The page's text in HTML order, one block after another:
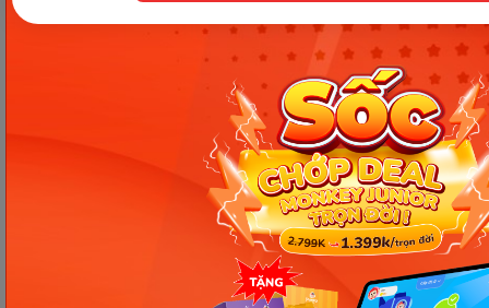
khi sử dụng nhé. Để tìm hiểu thêm nhiều thông tin
hữu ích khác về chủ đề dinh dưỡng và các chủ đề
khác như nuôi dạy con, giáo dục, học tiếng Anh, bạn
hãy truy cập ngay website của Monkey
Chia sẻ ngay